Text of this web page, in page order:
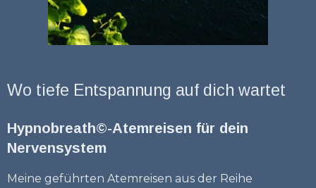
Wo tiefe Entspannung auf dich wartet
Hypnobreath©-Atemreisen für dein
Nervensystem
Meine geführten Atemreisen aus der Reihe